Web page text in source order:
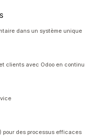
dans un système unique
clients avec Odoo en continu
pour des processus efficaces